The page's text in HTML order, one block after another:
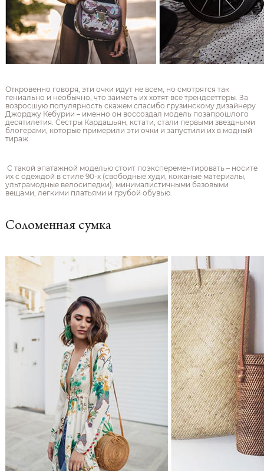
Откровенно говоря, эти очки идут не всем, но смотрятся так
гениально и необычно, что заиметь их хотят все трендсеттеры. За
возросшую популярность скажем спасибо грузинскому дизайнеру
Джорджу Кебурии – именно он воссоздал модель позапрошлого
десятилетия. Сестры Кардашьян, кстати, стали первыми звездными
блогерами, которые примерили эти очки и запустили их в модный
тираж.
С такой эпатажной моделью стоит поэксперементировать – носите
их с одеждой в стиле 90-х (свободные худи, кожаные материалы,
ультрамодные велосипедки), минималистичными базовыми
вещами, легкими платьями и грубой обувью.
Соломенная сумка